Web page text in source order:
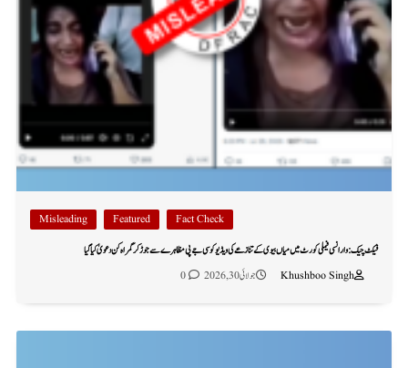
Fact Check
Featured
Misleading
فیکٹ چیک: وارانسی فیملی کورٹ میں میاں بیوی کے تنازعے کی ویڈیو کو سی جے پی مظاہرے سے جوڑ کر گمراہ کن دعویٰ کیا گیا
Khushboo Singh
جولائی 30, 2026 0